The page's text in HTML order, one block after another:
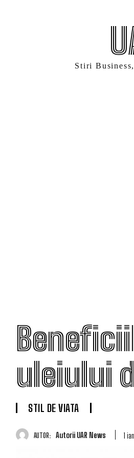
Stiri
uleiului
STIL DE VIATA
AUTOR: Autorii UAR News 1